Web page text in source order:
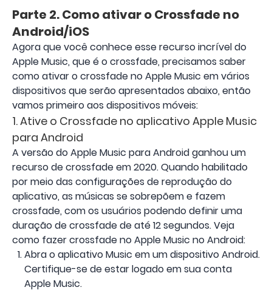
Parte 2. Como ativar o Crossfade no
Android/iOS
Agora que você conhece esse recurso incrível do
Apple Music, que é o crossfade, precisamos saber
como ativar o crossfade no Apple Music em vários
dispositivos que serão apresentados abaixo, então
vamos primeiro aos dispositivos móveis:
1. Ative o Crossfade no aplicativo Apple Music
para Android
A versão do Apple Music para Android ganhou um
recurso de crossfade em 2020. Quando habilitado
por meio das configurações de reprodução do
aplicativo, as músicas se sobrepõem e fazem
crossfade, com os usuários podendo definir uma
duração de crossfade de até 12 segundos. Veja
como fazer crossfade no Apple Music no Android:
Abra o aplicativo Music em um dispositivo Android.
Certifique-se de estar logado em sua conta
Apple Music.